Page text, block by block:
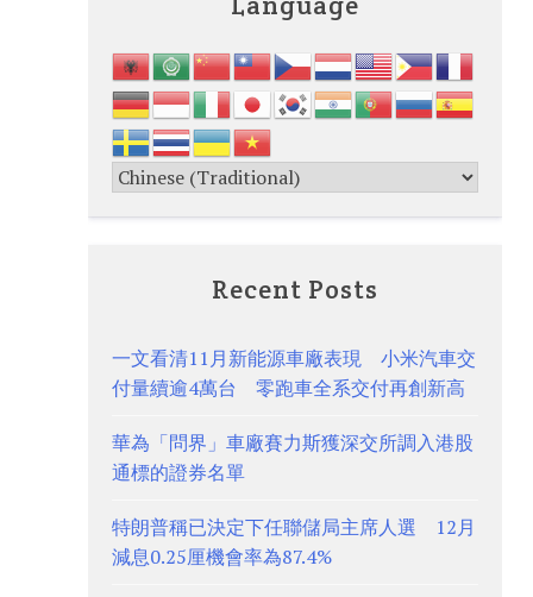
Recent Posts
一文看清11月新能源車廠表現 小米汽車交
付量續逾4萬台 零跑車全系交付再創新高
華為「問界」車廠賽力斯獲深交所調入港股
通標的證券名單
特朗普稱已決定下任聯儲局主席人選 12月
減息0.25厘機會率為87.4%